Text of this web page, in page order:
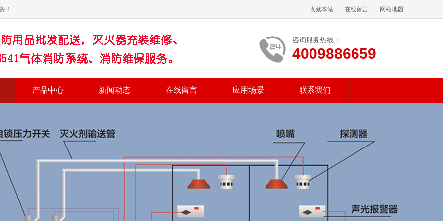
！ 收藏本站 在线留言 网站地图
咨询服务热线：
4009886659
产品中心 新闻动态 在线留言 应用场景 联系我们